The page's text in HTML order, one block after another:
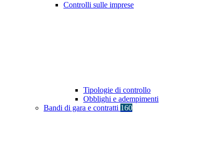
Controlli sulle imprese
Tipologie di controllo
Obblighi e adempimenti
Bandi di gara e contratti 160